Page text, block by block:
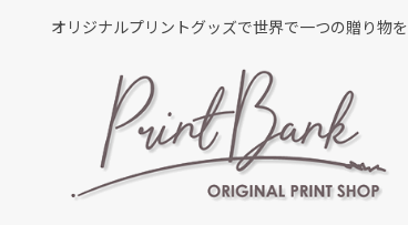
オリジナルプリントグッズで世界で一つの贈り物を